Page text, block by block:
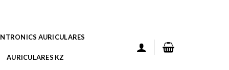
AURICULARES
AURICULARES KZ